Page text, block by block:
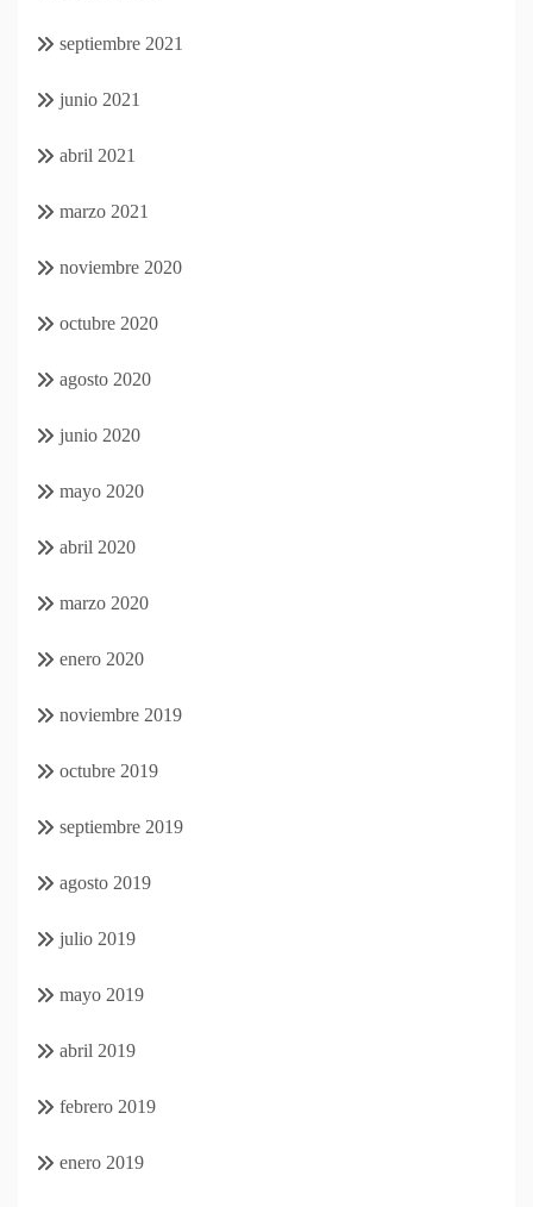
septiembre 2021
junio 2021
abril 2021
marzo 2021
noviembre 2020
octubre 2020
agosto 2020
junio 2020
mayo 2020
abril 2020
marzo 2020
enero 2020
noviembre 2019
octubre 2019
septiembre 2019
agosto 2019
julio 2019
mayo 2019
abril 2019
febrero 2019
enero 2019